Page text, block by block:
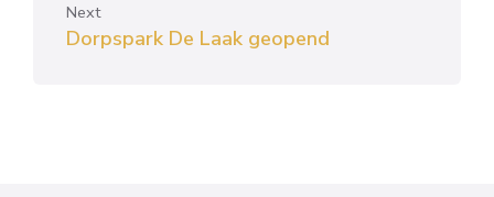
Next
Dorpspark De Laak geopend